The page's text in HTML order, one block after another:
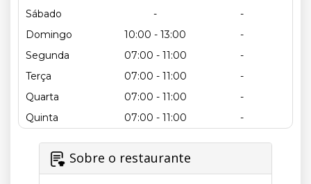
Sábado
-
-
Domingo
10:00 - 13:00
-
Segunda
07:00 - 11:00
-
Terça
07:00 - 11:00
-
Quarta
07:00 - 11:00
-
Quinta
07:00 - 11:00 -
Sobre o restaurante